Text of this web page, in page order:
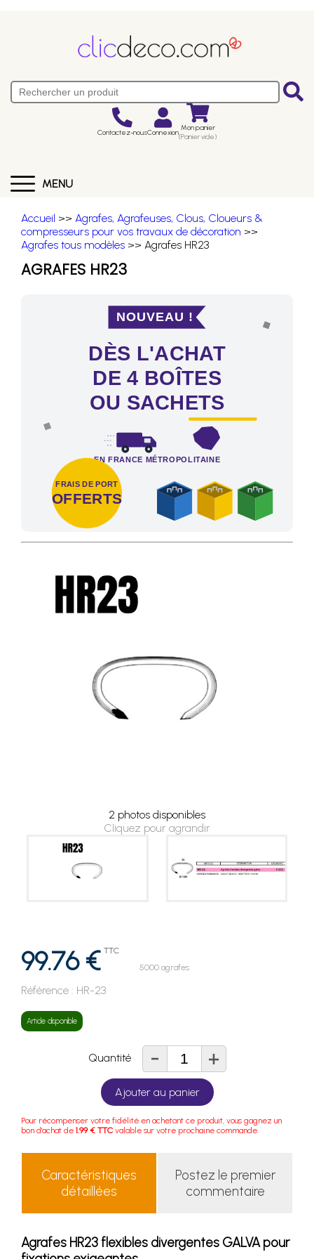
Contactez-nousConnexion Mon panier
(Panier vide)
MENU
Accueil >> Agrafes, Agrafeuses, Clous, Cloueurs &
compresseurs pour vos travaux de décoration >>
Agrafes tous modèles >> Agrafes HR23
AGRAFES HR23
NOUVEAU !
DÈS L'ACHAT
DE 4 BOÎTES
OU SACHETS
EN FRANCE MÉTROPOLITAINE
FRAIS DE PORT
OFFERTS
Frais de port offerts en France métropolitaine dès l'achat de
2 photos disponibles
Cliquez pour agrandir
99.76 € TTC
5000 agrafes
Référence : HR-23
Article disponible
Quantité - +
Ajouter au panier
Pour récompenser votre fidélité en achetant ce produit, vous gagnez un
bon d'achat de 1.99 € TTC valable sur votre prochaine commande.
Caractéristiques
détaillées
Postez le premier
commentaire
Agrafes HR23 flexibles divergentes GALVA pour